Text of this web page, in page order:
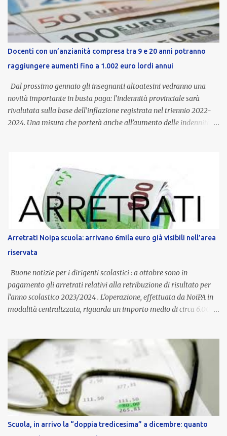
Docenti con un’anzianità compresa tra 9 e 20 anni potranno
raggiungere aumenti fino a 1.002 euro lordi annui
Dal prossimo gennaio gli insegnanti altoatesini vedranno una
novità importante in busta paga: l’indennità provinciale sarà
rivalutata sulla base dell’inflazione registrata nel triennio 2022-
2024. Una misura che porterà anche all’aumento delle indennità di
dedicato alle donne vittime di violenza di genere, in linea con la
normativa nazionale e con l’obiettivo di offrire maggiore tutela e
supporto in situazioni delicate. L’indennità provinciale per i docenti
è un unicum in Italia: si tratta di una misura esclusiva della
Provincia autonoma di Bolzano, che integra in maniera stabile lo
stipendio nazionale grazie alle prerogative garantite
dall’autonomia locale. Non è un bonus temporaneo né un
compenso accessorio, ma una voce strutturale di retribuzione,
aggiornata periodicamente in base al cost...
Arretrati Noipa scuola: arrivano 6mila euro già visibili nell’area
riservata
Buone notizie per i dirigenti scolastici : a ottobre sono in
pagamento gli arretrati relativi alla retribuzione di risultato per
l’anno scolastico 2023/2024 . L’operazione, effettuata da NoiPA in
modalità centralizzata, riguarda un importo medio di circa 6.000
ordinaria di ottobre . Cos’è la retribuzione di risultato La
retribuzione di risultato rappresenta la parte variabile dello
stipendio dei dirigenti scolastici. Viene corrisposta per valorizzare
la qualità dell’attività svolta, la gestione delle risorse e il
raggiungimento degli obiettivi fissati dal Ministero dell’Istruzione
e del Merito (MIM) . Per l’anno scolastico 2023/2024, il MIM ha
completato la procedura di valutazione e trasmesso i dati a NoiPA,
che ha poi disposto la liquidazione automatica in busta paga . Gli
Scuola, in arrivo la “doppia tredicesima” a dicembre: quanto